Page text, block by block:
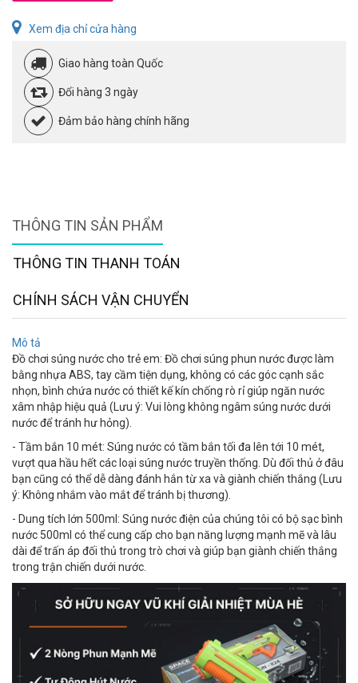
Xem địa chỉ cửa hàng
Giao hàng toàn Quốc
Đổi hàng 3 ngày
Đảm bảo hàng chính hãng
THÔNG TIN SẢN PHẨM
THÔNG TIN THANH TOÁN
CHÍNH SÁCH VẬN CHUYỂN
Mô tả
Đồ chơi súng nước cho trẻ em: Đồ chơi súng phun nước được làm
bằng nhựa ABS, tay cầm tiện dụng, không có các góc cạnh sắc
nhọn, bình chứa nước có thiết kế kín chống rò rỉ giúp ngăn nước
xâm nhập hiệu quả (Lưu ý: Vui lòng không ngâm súng nước dưới
nước để tránh hư hỏng).
- Tầm bắn 10 mét: Súng nước có tầm bắn tối đa lên tới 10 mét,
vượt qua hầu hết các loại súng nước truyền thống. Dù đối thủ ở đâu
bạn cũng có thể dễ dàng đánh hắn từ xa và giành chiến thắng (Lưu
ý: Không nhắm vào mắt để tránh bị thương).
- Dung tích lớn 500ml: Súng nước điện của chúng tôi có bộ sạc bình
nước 500ml có thể cung cấp cho bạn năng lượng mạnh mẽ và lâu
dài để trấn áp đối thủ trong trò chơi và giúp bạn giành chiến thắng
trong trận chiến dưới nước.